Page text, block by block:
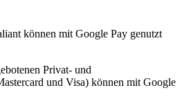
können mit Google Pay genutzt
Privat- und
und Visa) können mit Google